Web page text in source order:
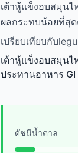
เต้าหู้แข็งอบสมุนไ
ผลกระทบน้อยที่สุ
เปรียบเทียบกับ
เต้าหู้แข็งอบสมุนไ
ประทานอาหาร GI
ดัชนีน้ำตาล